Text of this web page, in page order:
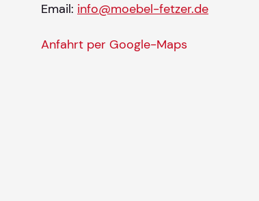
Email: info@moebel-fetzer.de
Anfahrt per Google-Maps